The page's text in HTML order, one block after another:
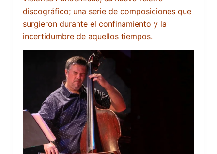
discográfico; una serie de composiciones que
surgieron durante el confinamiento y la
incertidumbre de aquellos tiempos.